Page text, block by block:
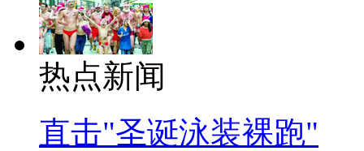
热点新闻
直击"圣诞泳装裸跑"